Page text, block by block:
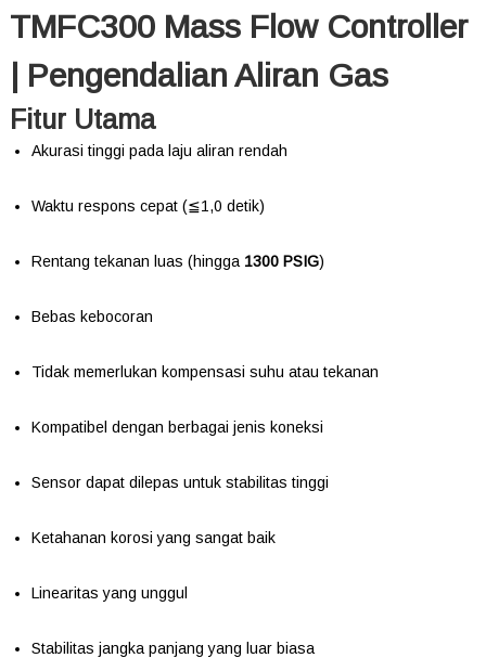
TMFC300 Mass Flow Controller
| Pengendalian Aliran Gas
Fitur Utama
Akurasi tinggi pada laju aliran rendah
Waktu respons cepat (≦1,0 detik)
Rentang tekanan luas (hingga 1300 PSIG)
Bebas kebocoran
Tidak memerlukan kompensasi suhu atau tekanan
Kompatibel dengan berbagai jenis koneksi
Sensor dapat dilepas untuk stabilitas tinggi
Ketahanan korosi yang sangat baik
Linearitas yang unggul
Stabilitas jangka panjang yang luar biasa